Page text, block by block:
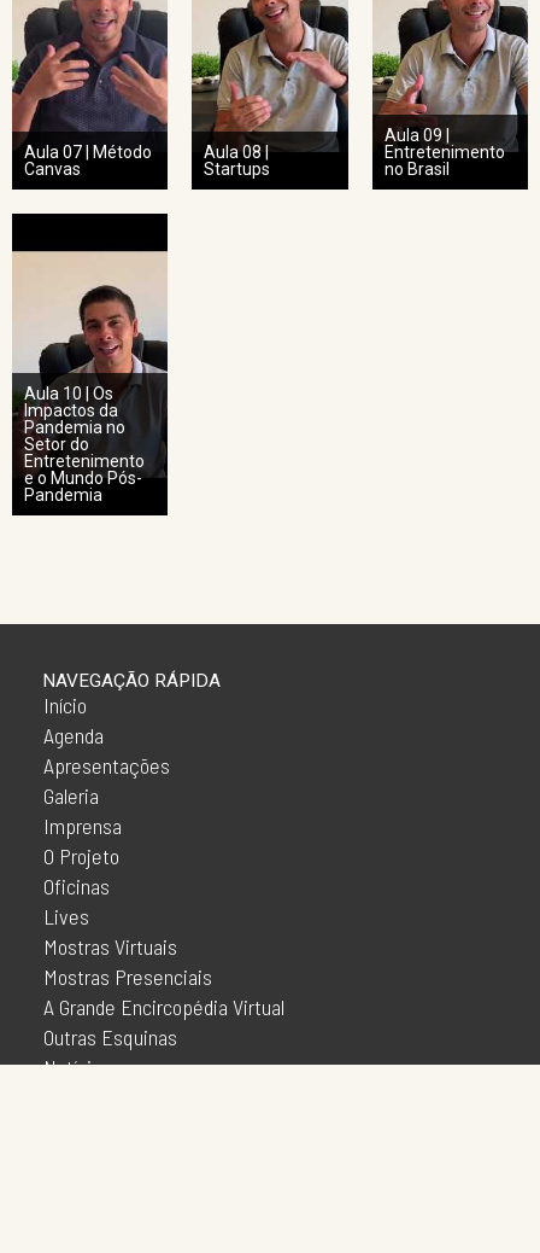
Aula 07 | Método
Canvas
Aula 08 |
Startups
Aula 09 |
Entretenimento
no Brasil
Aula 10 | Os
Impactos da
Pandemia no
Setor do
Entretenimento
e o Mundo Pós-
Pandemia
Início
Agenda
Apresentações
Galeria
Imprensa
O Projeto
Oficinas
Lives
Mostras Virtuais
Mostras Presenciais
A Grande Encircopédia Virtual
Outras Esquinas
Notícias
NAVEGAÇÃO RÁPIDA